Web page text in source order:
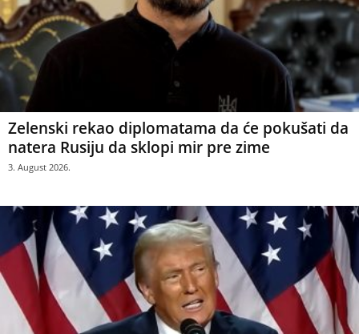
Zelenski rekao diplomatama da će pokušati da
natera Rusiju da sklopi mir pre zime
3. August 2026.